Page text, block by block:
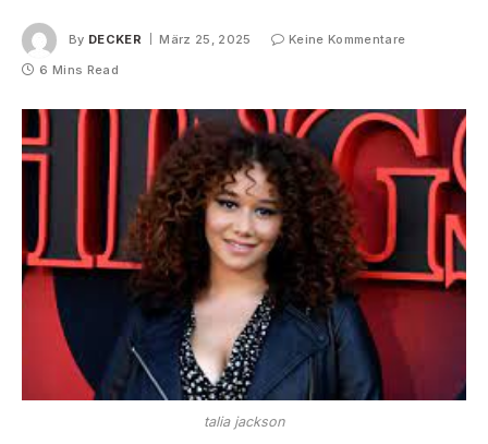
By DECKER März 25, 2025
Keine Kommentare
6 Mins Read
talia jackson